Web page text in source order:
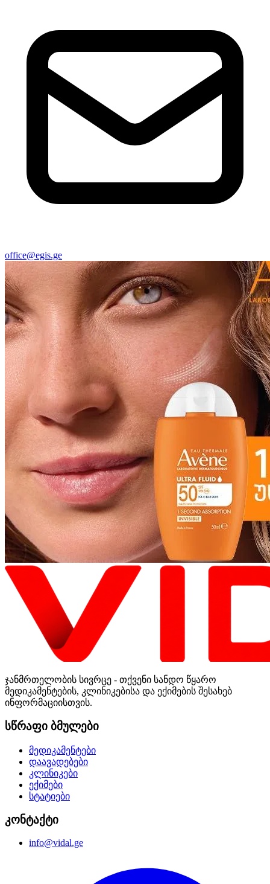
office@egis.ge
ჯანმრთელობის სივრცე - თქვენი სანდო წყარო
მედიკამენტების, კლინიკებისა და ექიმების შესახებ
ინფორმაციისთვის.
სწრაფი ბმულები
მედიკამენტები
დაავადებები
კლინიკები
ექიმები
სტატიები
კონტაქტი
info@vidal.ge